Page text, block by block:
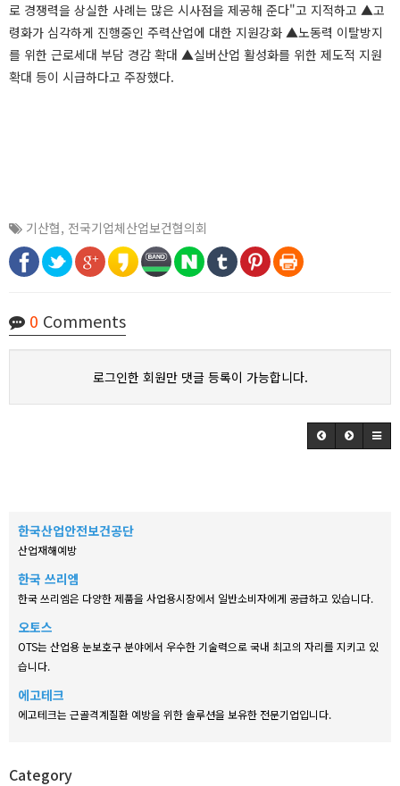
로 경쟁력을 상실한 사례는 많은 시사점을 제공해 준다"고 지적하고 ▲고
령화가 심각하게 진행중인 주력산업에 대한 지원강화 ▲노동력 이탈방지
를 위한 근로세대 부담 경감 확대 ▲실버산업 활성화를 위한 제도적 지원
확대 등이 시급하다고 주장했다.
기산협, 전국기업체산업보건협의회
0 Comments
로그인한 회원만 댓글 등록이 가능합니다.
한국산업안전보건공단
산업재해예방
한국 쓰리엠
한국 쓰리엠은 다양한 제품을 사업용시장에서 일반소비자에게 공급하고 있습니다.
오토스
OTS는 산업용 눈보호구 분야에서 우수한 기술력으로 국내 최고의 자리를 지키고 있
습니다.
에고테크
에고테크는 근골격계질환 예방을 위한 솔루션을 보유한 전문기업입니다.
Category